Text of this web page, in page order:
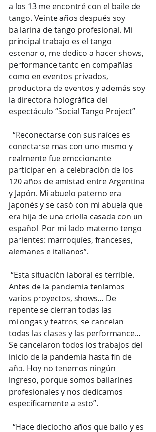
a los 13 me encontré con el baile de
tango. Veinte años después soy
bailarina de tango profesional. Mi
principal trabajo es el tango
escenario, me dedico a hacer shows,
performance tanto en compañías
como en eventos privados,
productora de eventos y además soy
la directora holográfica del
espectáculo “Social Tango Project”.
conectarse más con uno mismo y
realmente fue emocionante
participar en la celebración de los
120 años de amistad entre Argentina
y Japón. Mi abuelo paterno era
japonés y se casó con mi abuela que
era hija de una criolla casada con un
español. Por mi lado materno tengo
parientes: marroquíes, franceses,
alemanes e italianos”.
Antes de la pandemia teníamos
varios proyectos, shows… De
repente se cierran todas las
milongas y teatros, se cancelan
todas las clases y las performance…
Se cancelaron todos los trabajos del
inicio de la pandemia hasta fin de
año. Hoy no tenemos ningún
ingreso, porque somos bailarines
profesionales y nos dedicamos
específicamente a esto”.